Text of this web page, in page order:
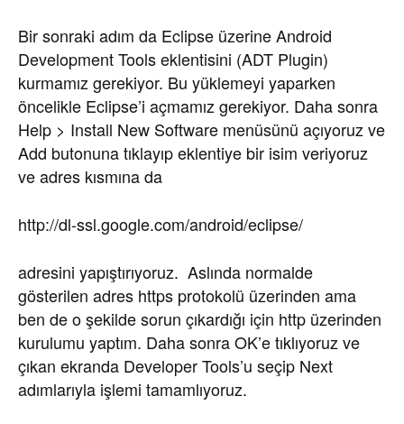
Bir sonraki adım da Eclipse üzerine Android
Development Tools eklentisini (ADT Plugin)
kurmamız gerekiyor. Bu yüklemeyi yaparken
öncelikle Eclipse’i açmamız gerekiyor. Daha sonra
Help > Install New Software menüsünü açıyoruz ve
Add butonuna tıklayıp eklentiye bir isim veriyoruz
ve adres kısmına da
http://dl-ssl.google.com/android/eclipse/
adresini yapıştırıyoruz. Aslında normalde
gösterilen adres https protokolü üzerinden ama
ben de o şekilde sorun çıkardığı için http üzerinden
kurulumu yaptım. Daha sonra OK’e tıklıyoruz ve
çıkan ekranda Developer Tools’u seçip Next
adımlarıyla işlemi tamamlıyoruz.